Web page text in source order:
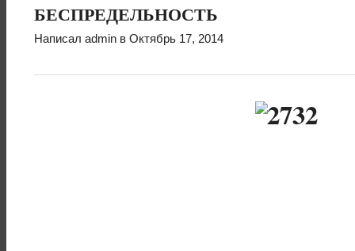
БЕСПРЕДЕЛЬНОСТЬ
Написал admin в Октябрь 17, 2014